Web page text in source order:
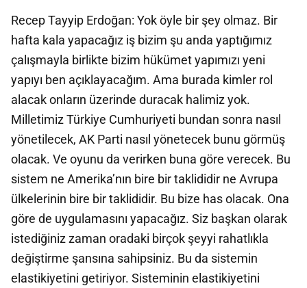
Recep Tayyip Erdoğan: Yok öyle bir şey olmaz. Bir
hafta kala yapacağız iş bizim şu anda yaptığımız
çalışmayla birlikte bizim hükümet yapımızı yeni
yapıyı ben açıklayacağım. Ama burada kimler rol
alacak onların üzerinde duracak halimiz yok.
Milletimiz Türkiye Cumhuriyeti bundan sonra nasıl
yönetilecek, AK Parti nasıl yönetecek bunu görmüş
olacak. Ve oyunu da verirken buna göre verecek. Bu
sistem ne Amerika’nın bire bir taklididir ne Avrupa
ülkelerinin bire bir taklididir. Bu bize has olacak. Ona
göre de uygulamasını yapacağız. Siz başkan olarak
istediğiniz zaman oradaki birçok şeyyi rahatlıkla
değiştirme şansına sahipsiniz. Bu da sistemin
elastikiyetini getiriyor. Sisteminin elastikiyetini